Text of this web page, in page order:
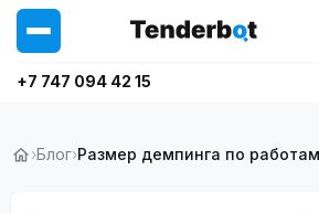
+7 747 094 42 15
›Блог›Размер демпинга по